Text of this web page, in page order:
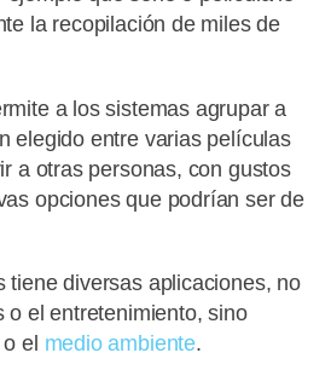
la recopilación de miles de
a los sistemas agrupar a
elegido entre varias películas
a otras personas, con gustos
opciones que podrían ser de
tiene diversas aplicaciones, no
o el entretenimiento, sino
el medio ambiente.